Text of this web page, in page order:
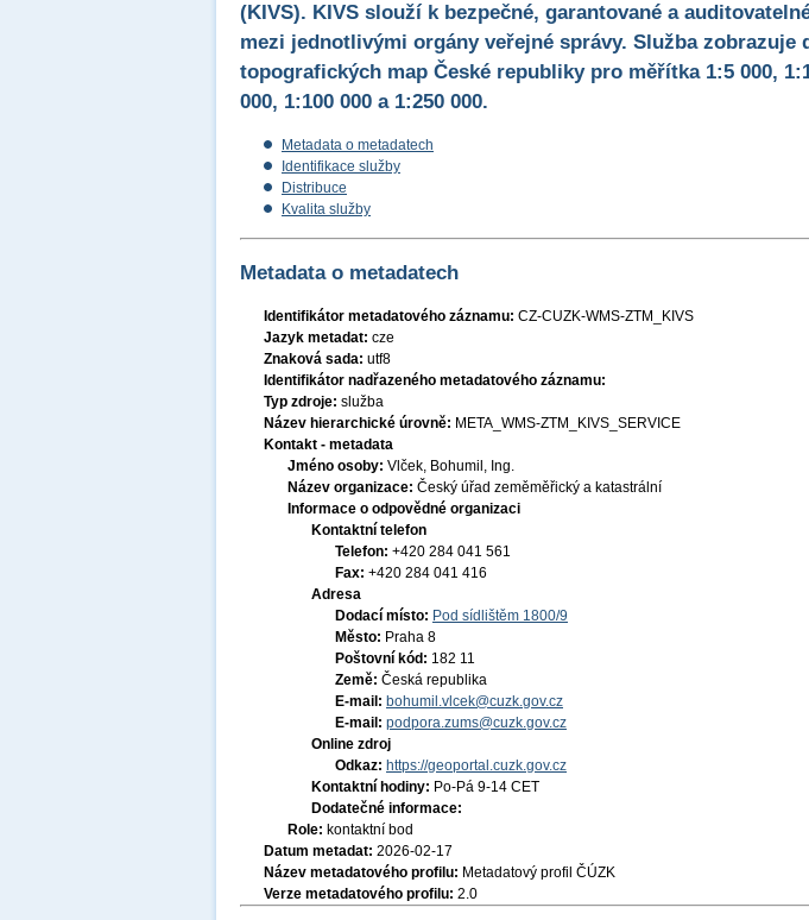
(KIVS). KIVS slouží k bezpečné, garantované a
mezi jednotlivými orgány veřejné správy. Služba zobrazuje
topografických map České republiky pro měřítka 1:5 000,
000, 1:100 000 a 1:250 000.
Metadata o metadatech
Identifikace služby
Distribuce
Kvalita služby
Metadata o metadatech
Identifikátor metadatového záznamu: CZ-CUZK-WMS-ZTM_KIVS
Jazyk metadat: cze
Znaková sada: utf8
Identifikátor nadřazeného metadatového záznamu:
Typ zdroje: služba
Název hierarchické úrovně: META_WMS-ZTM_KIVS_SERVICE
Kontakt - metadata
Jméno osoby: Vlček, Bohumil, Ing.
Název organizace: Český úřad zeměměřický a katastrální
Informace o odpovědné organizaci
Kontaktní telefon
Telefon: +420 284 041 561
Fax: +420 284 041 416
Adresa
Dodací místo: Pod sídlištěm 1800/9
Město: Praha 8
Poštovní kód: 182 11
Země: Česká republika
E-mail: bohumil.vlcek@cuzk.gov.cz
E-mail: podpora.zums@cuzk.gov.cz
Online zdroj
Odkaz: https://geoportal.cuzk.gov.cz
Kontaktní hodiny: Po-Pá 9-14 CET
Dodatečné informace:
Role: kontaktní bod
Datum metadat: 2026-02-17
Název metadatového profilu: Metadatový profil ČÚZK
Verze metadatového profilu: 2.0